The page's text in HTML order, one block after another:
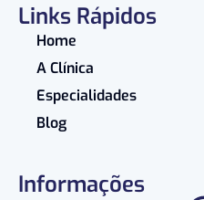
Links Rápidos
Home
A Clínica
Especialidades
Blog
Informações